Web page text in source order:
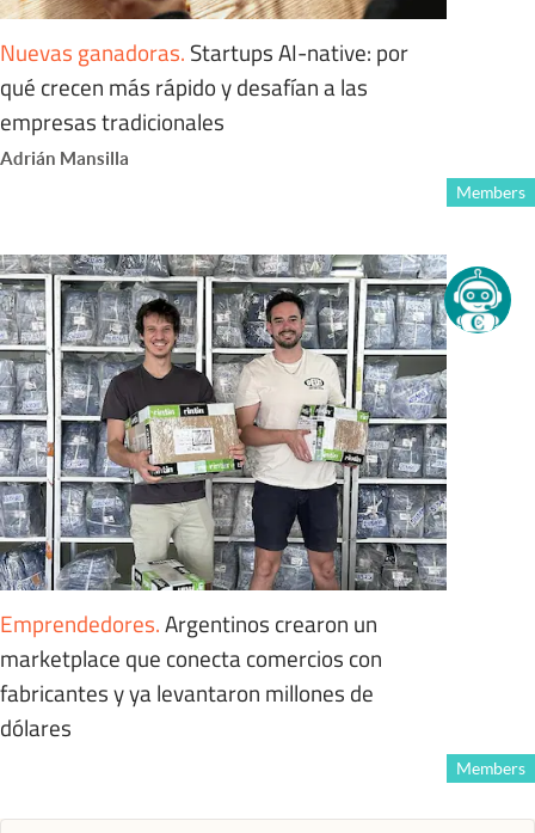
Nuevas ganadoras. Startups AI-native: por
qué crecen más rápido y desafían a las
empresas tradicionales
Adrián Mansilla
Members
Emprendedores.Argentinos crearon un
marketplace que conecta comercios con
fabricantes y ya levantaron millones de
dólares
Members